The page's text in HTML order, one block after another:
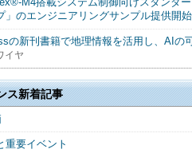
」のエンジニアリングサンプル提供開
の新刊書籍で地理情報を活用し、AIの
イヤ
ス新着記事
重要イベント